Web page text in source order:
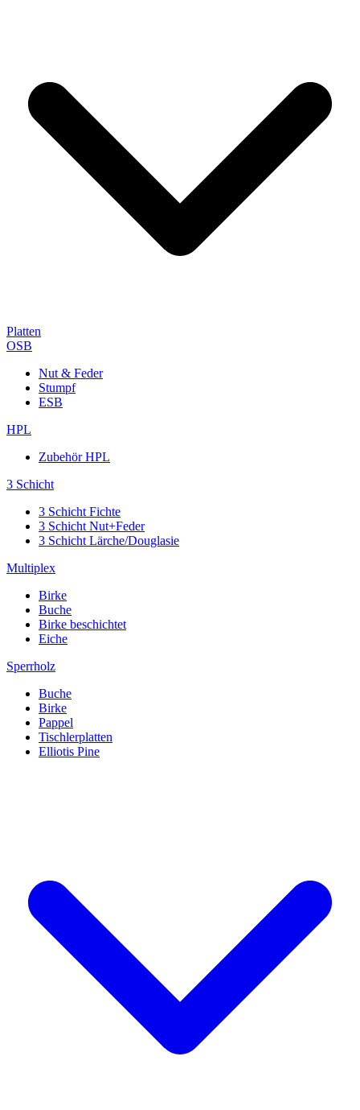
Platten
OSB
Nut & Feder
Stumpf
ESB
HPL
Zubehör HPL
3 Schicht
3 Schicht Fichte
3 Schicht Nut+Feder
3 Schicht Lärche/Douglasie
Multiplex
Birke
Buche
Birke beschichtet
Eiche
Sperrholz
Buche
Birke
Pappel
Tischlerplatten
Elliotis Pine